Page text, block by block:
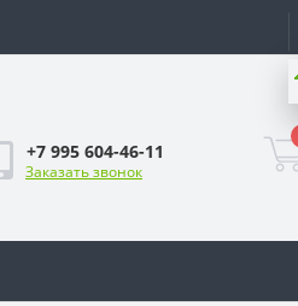
+7 995 604-46-11
Заказать звонок